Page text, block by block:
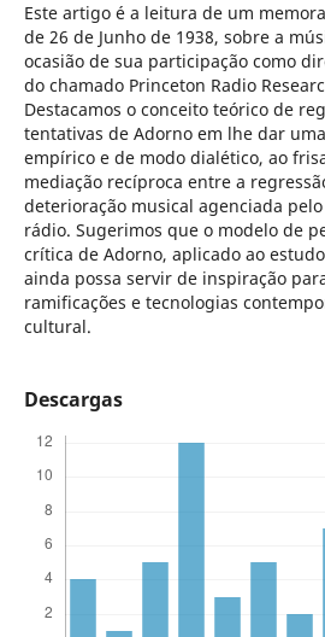
Este artigo é a leitura de um
de 26 de Junho de 1938, sobre a
ocasião de sua participação como
do chamado Princeton Radio
Destacamos o conceito teórico de
tentativas de Adorno em lhe dar
empírico e de modo dialético, ao
mediação recíproca entre a
deterioração musical agenciada
rádio. Sugerimos que o modelo de
crítica de Adorno, aplicado ao
ainda possa servir de inspiração
ramificações e tecnologias
cultural.
Descargas